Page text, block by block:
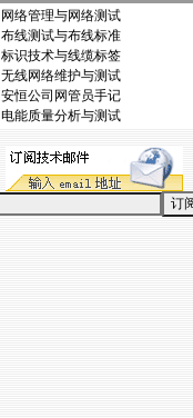
网络管理与网络测试
布线测试与布线标准
标识技术与线缆标签
无线网络维护与测试
安恒公司网管员手记
电能质量分析与测试